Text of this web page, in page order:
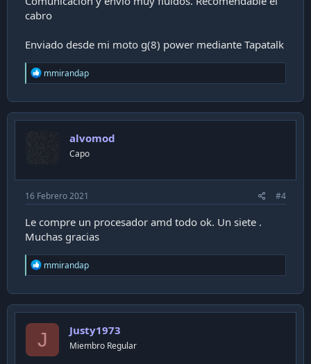
cabro
Enviado desde mi moto g(8) power mediante Tapatalk
R
e
c
t
o
n
s
mmirandap
alvomod
Capo
16 Febrero 2021 #4
Le compre un procesador amd todo ok. Un siete .
Muchas gracias
R
e
c
t
o
n
mmirandap
J Justy1973
Miembro Regular